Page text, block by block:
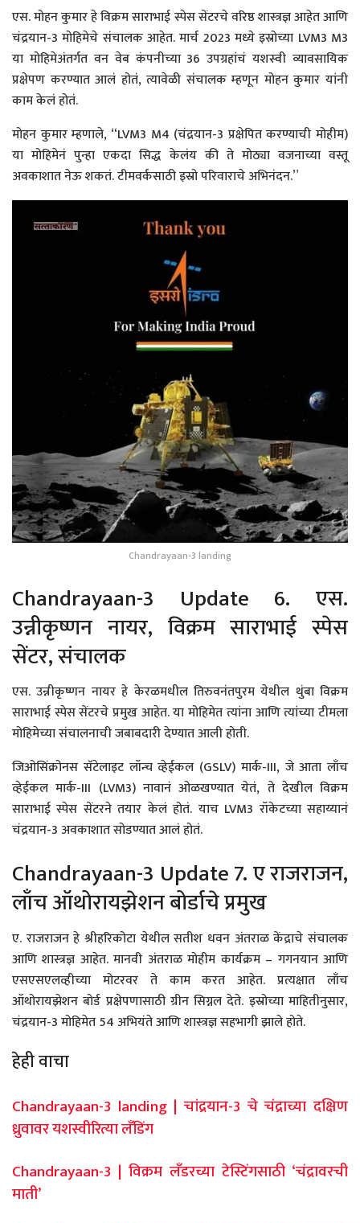
एस. मोहन कुमार हे विक्रम साराभाई स्पेस सेंटरचे वरिष्ठ शास्त्रज्ञ आहेत आणि
चंद्रयान-3 मोहिमेचे संचालक आहेत. मार्च 2023 मध्ये इस्रोच्या LVM3 M3
या मोहिमेअंतर्गत वन वेब कंपनीच्या 36 उपग्रहांचं यशस्वी व्यावसायिक
प्रक्षेपण करण्यात आलं होतं, त्यावेळी संचालक म्हणून मोहन कुमार यांनी
काम केलं होतं.
मोहन कुमार म्हणाले, “LVM3 M4 (चंद्रयान-3 प्रक्षेपित करण्याची मोहीम)
या मोहिमेनं पुन्हा एकदा सिद्ध केलंय की ते मोठ्या वजनाच्या वस्तू
अवकाशात नेऊ शकतं. टीमवर्कसाठी इस्रो परिवाराचे अभिनंदन.”
Chandrayaan-3 landing
Chandrayaan-3 Update 6. एस.
उन्नीकृष्णन नायर, विक्रम साराभाई स्पेस
सेंटर, संचालक
एस. उन्नीकृष्णन नायर हे केरळमधील तिरुवनंतपुरम येथील थुंबा विक्रम
साराभाई स्पेस सेंटरचे प्रमुख आहेत. या मोहिमेत त्यांना आणि त्यांच्या टीमला
मोहिमेच्या संचालनाची जबाबदारी देण्यात आली होती.
जिओसिंक्रोनस सॅटेलाइट लॉन्च व्हेईकल (GSLV) मार्क-III, जे आता लाँच
व्हेईकल मार्क-III (LVM3) नावानं ओळखण्यात येतं, ते देखील विक्रम
साराभाई स्पेस सेंटरने तयार केलं होतं. याच LVM3 रॉकेटच्या सहाय्यानं
चंद्रयान-3 अवकाशात सोडण्यात आलं होतं.
Chandrayaan-3 Update 7. ए राजराजन,
लाँच ऑथोरायझेशन बोर्डाचे प्रमुख
ए. राजराजन हे श्रीहरिकोटा येथील सतीश धवन अंतराळ केंद्राचे संचालक
आणि शास्त्रज्ञ आहेत. मानवी अंतराळ मोहीम कार्यक्रम – गगनयान आणि
एसएसएलव्हीच्या मोटरवर ते काम करत आहेत. प्रत्यक्षात लाँच
ऑथोरायझेशन बोर्ड प्रक्षेपणासाठी ग्रीन सिग्नल देते. इस्रोच्या माहितीनुसार,
चंद्रयान-3 मोहिमेत 54 अभियंते आणि शास्त्रज्ञ सहभागी झाले होते.
हेही वाचा
Chandrayaan-3 landing | चांद्रयान-3 चे चंद्राच्या दक्षिण
ध्रुवावर यशस्वीरित्या लँडिंग
Chandrayaan-3 | विक्रम लँडरच्या टेस्टिंगसाठी ‘चंद्रावरची
माती’